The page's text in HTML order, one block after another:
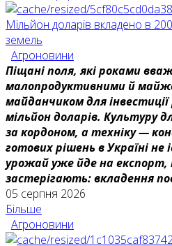
Мільйон доларів вкладено в
земель
Агроновини
Піщані поля, які роками
малопродуктивними й
майданчиком для
мільйон доларів. Культуру
за кордоном, а техніку —
готових рішень в Україні не
урожай уже йде на експорт,
застерігають: вкладення
05 серпня 2026
Більше
Агроновини